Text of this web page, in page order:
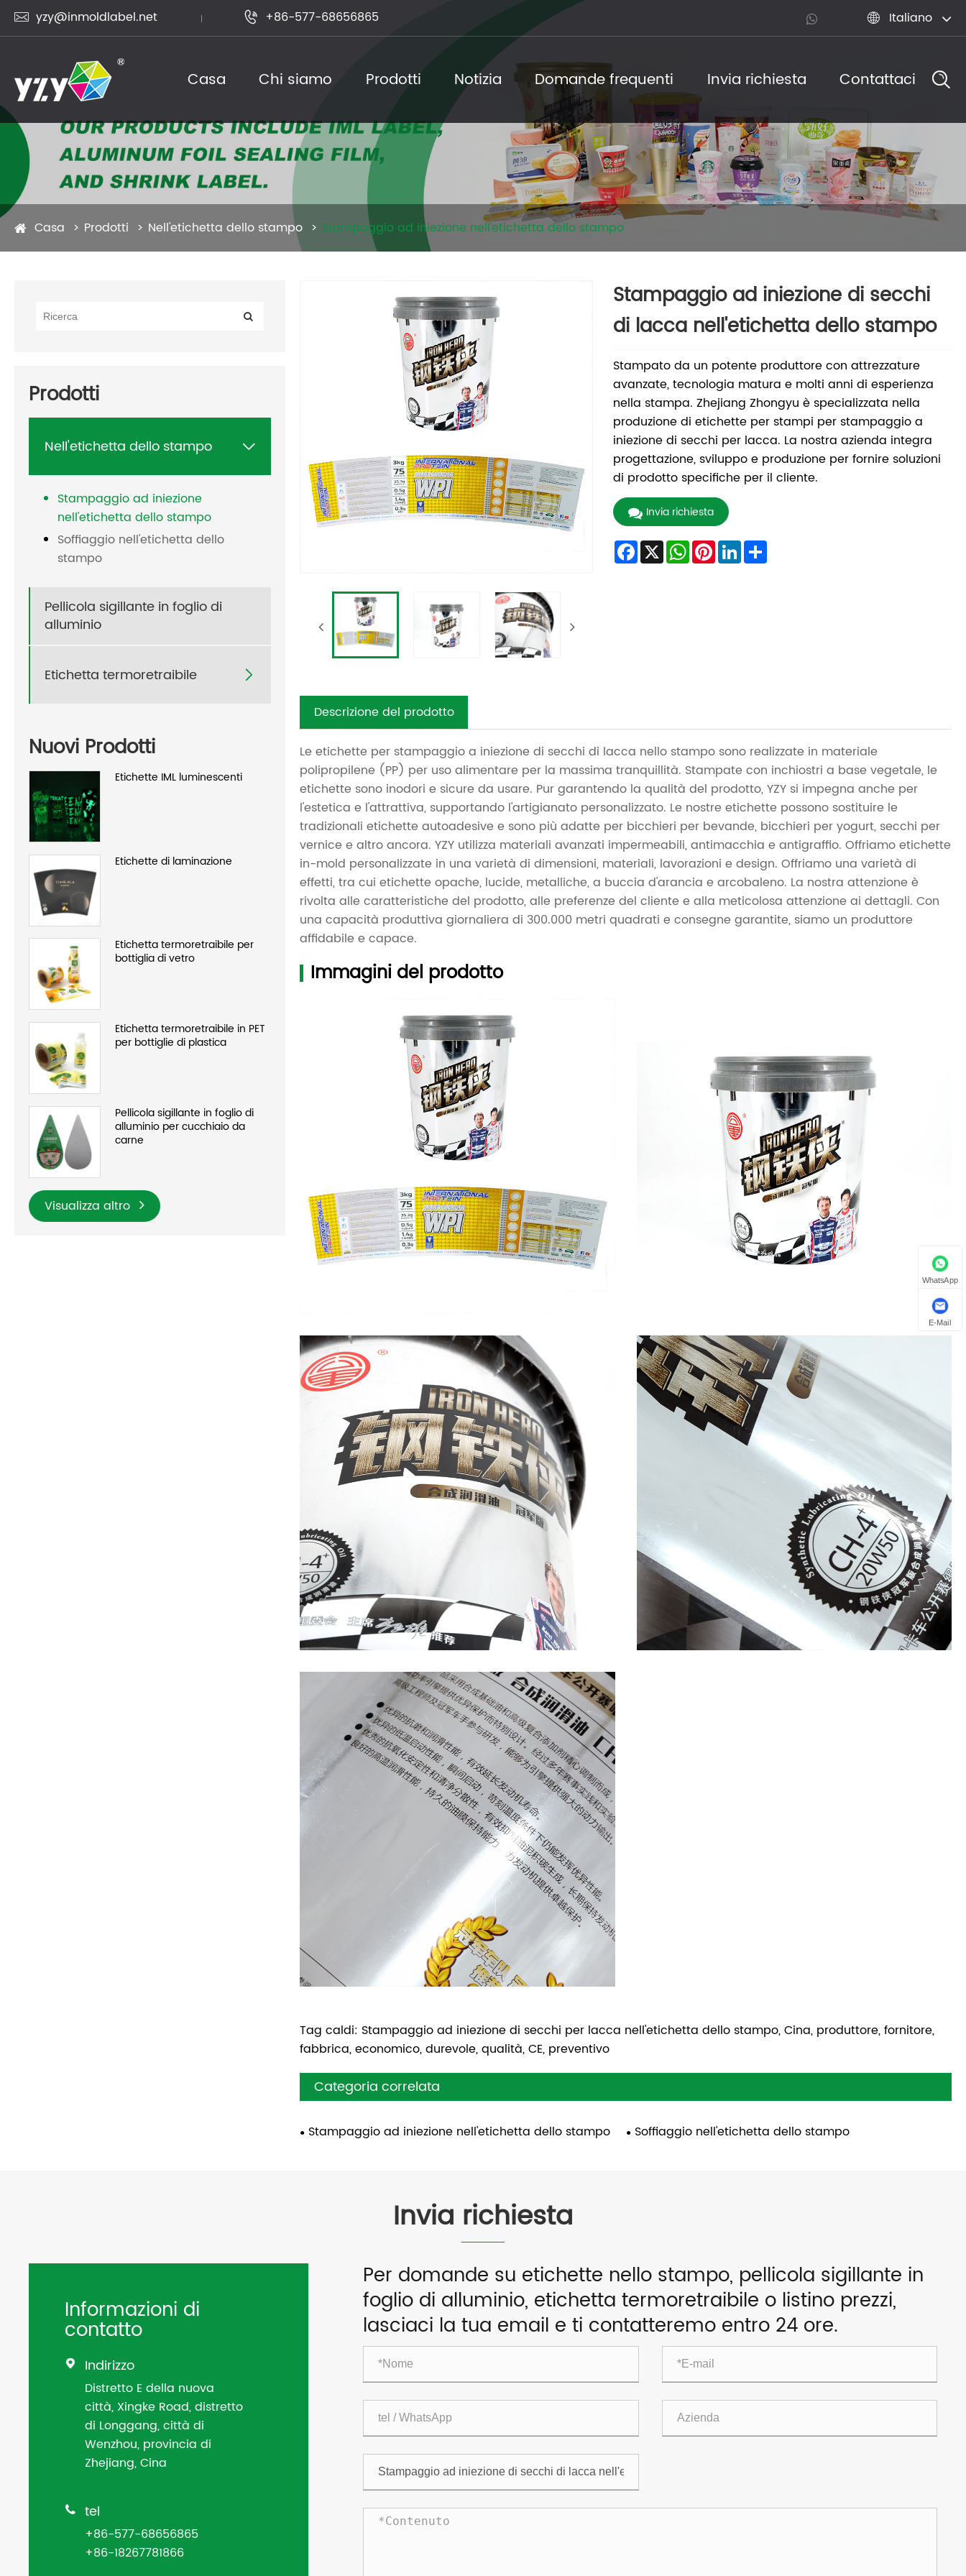
 yzy@inmoldlabel.net  +86-577-68656865  Italiano
Casa Chi siamo Prodotti Notizia Domande frequenti Invia richiesta Contattaci
Prodotti
Casa Prodotti Nell'etichetta dello stampo Stampaggio ad iniezione nell'etichetta dello stampo
Prodotti
Nell'etichetta dello stampo 
Stampaggio ad iniezione
nell'etichetta dello stampo
Soffiaggio nell'etichetta dello
stampo
Pellicola sigillante in foglio di
alluminio
Etichetta termoretraibile 
Nuovi Prodotti
Etichette IML luminescenti
Etichette di laminazione
Etichetta termoretraibile per
bottiglia di vetro
Etichetta termoretraibile in PET
per bottiglie di plastica
Pellicola sigillante in foglio di
alluminio per cucchiaio da
carne
Visualizza altro
Stampaggio ad iniezione di secchi
di lacca nell'etichetta dello stampo
Stampato da un potente produttore con attrezzature
avanzate, tecnologia matura e molti anni di esperienza
nella stampa. Zhejiang Zhongyu è specializzata nella
produzione di etichette per stampi per stampaggio a
iniezione di secchi per lacca. La nostra azienda integra
progettazione, sviluppo e produzione per fornire soluzioni
di prodotto specifiche per il cliente.
Invia richiesta
Facebook
X WhatsApp
Pinterest
LinkedInShare
Descrizione del prodotto
Le etichette per stampaggio a iniezione di secchi di lacca nello stampo sono realizzate in materiale
polipropilene (PP) per uso alimentare per la massima tranquillità. Stampate con inchiostri a base vegetale, le
etichette sono inodori e sicure da usare. Pur garantendo la qualità del prodotto, YZY si impegna anche per
l'estetica e l'attrattiva, supportando l'artigianato personalizzato. Le nostre etichette possono sostituire le
tradizionali etichette autoadesive e sono più adatte per bicchieri per bevande, bicchieri per yogurt, secchi per
vernice e altro ancora. YZY utilizza materiali avanzati impermeabili, antimacchia e antigraffio. Offriamo etichette
in-mold personalizzate in una varietà di dimensioni, materiali, lavorazioni e design. Offriamo una varietà di
effetti, tra cui etichette opache, lucide, metalliche, a buccia d'arancia e arcobaleno. La nostra attenzione è
rivolta alle caratteristiche del prodotto, alle preferenze del cliente e alla meticolosa attenzione ai dettagli. Con
una capacità produttiva giornaliera di 300.000 metri quadrati e consegne garantite, siamo un produttore
affidabile e capace.
Immagini del prodotto
Tag caldi: Stampaggio ad iniezione di secchi per lacca nell'etichetta dello stampo, Cina, produttore, fornitore,
fabbrica, economico, durevole, qualità, CE, preventivo
Categoria correlata
Stampaggio ad iniezione nell'etichetta dello stampo Soffiaggio nell'etichetta dello stampo
Invia richiesta
Informazioni di
contatto
 Indirizzo
Distretto E della nuova
città, Xingke Road, distretto
di Longgang, città di
Wenzhou, provincia di
Zhejiang, Cina
 tel
+86-577-68656865
+86-18267781866
Per domande su etichette nello stampo, pellicola sigillante in
foglio di alluminio, etichetta termoretraibile o listino prezzi,
lasciaci la tua email e ti contatteremo entro 24 ore.
WhatsApp
E-Mail